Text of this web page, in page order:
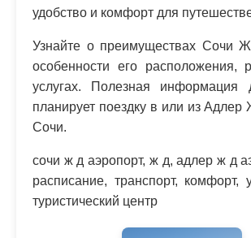
удобство и комфорт для
Узнайте о преимуществах Сочи
особенности его расположения,
услугах. Полезная информация
планирует поездку в или из
Сочи.
сочи ж д аэропорт, ж д, адлер ж д
расписание, транспорт, комфорт,
туристический центр